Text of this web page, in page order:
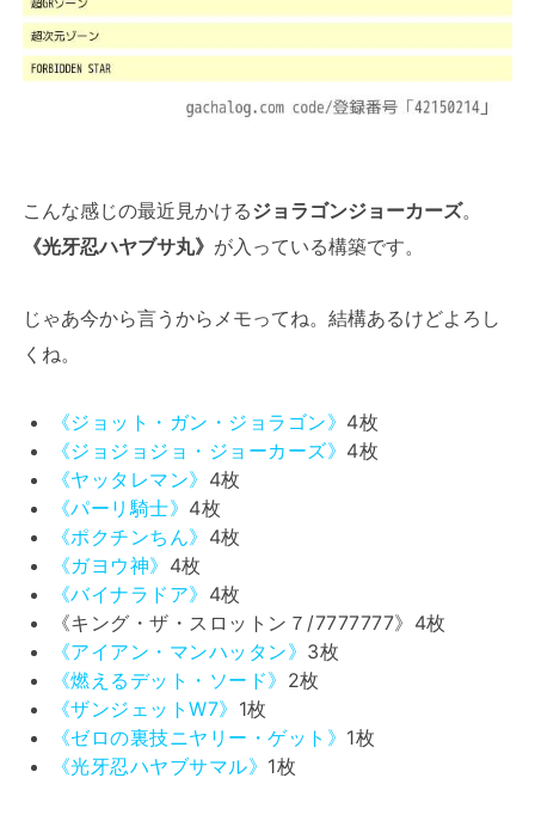
こんな感じの最近見かけるジョラゴンジョーカーズ。
《光牙忍ハヤブサ丸》 が入っている構築です。
じゃあ今から言うからメモってね。結構あるけどよろし
くね。
《ジョット・ガン・ジョラゴン》 4枚
《ジョジョジョ・ジョーカーズ》 4枚
《ヤッタレマン》 4枚
《パーリ騎士》 4枚
《ポクチンちん》 4枚
《ガヨウ神》 4枚
《バイナラドア》 4枚
《キング・ザ・スロットン７/7777777》4枚
《アイアン・マンハッタン》 3枚
《燃えるデット・ソード》 2枚
《ザンジェットW7》 1枚
《ゼロの裏技ニヤリー・ゲット》 1枚
《光牙忍ハヤブサマル》 1枚